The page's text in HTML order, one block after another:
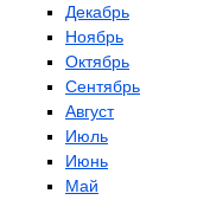
Декабрь
Ноябрь
Октябрь
Сентябрь
Август
Июль
Июнь
Май